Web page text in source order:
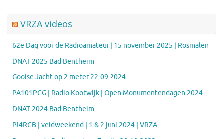
VRZA videos
62e Dag voor de Radioamateur | 15 november 2025 | Rosmalen
DNAT 2025 Bad Bentheim
Gooise Jacht op 2 meter 22-09-2024
PA101PCG | Radio Kootwijk | Open Monumentendagen 2024
DNAT 2024 Bad Bentheim
PI4RCB | veldweekend | 1 & 2 juni 2024 | VRZA